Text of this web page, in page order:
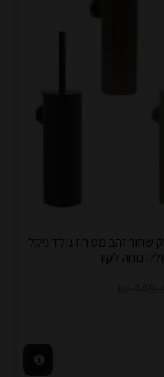
זהב מט רוז גולד ניקל
נוחה לקיר